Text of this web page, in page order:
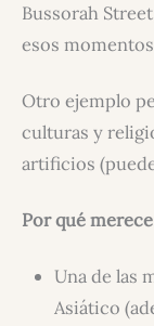
Bussorah
esos
Otro ejemplo
culturas y
artificios
Por qué
Una de las
Asiático